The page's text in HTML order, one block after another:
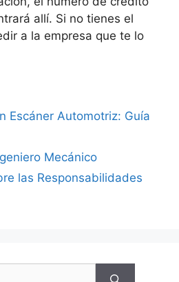
allí. Si no tienes el
a la empresa que te lo
Escáner Automotriz: Guía
Mecánico
las Responsabilidades